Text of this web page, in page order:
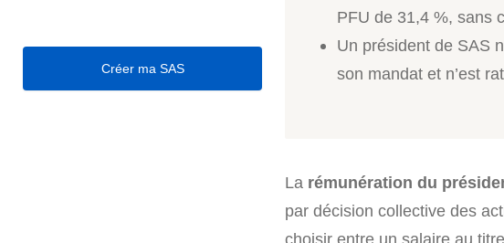
Créer ma SAS
PFU de 31,4 %, sans
Un président de SAS
son mandat et n’est
La rémunération du
par décision collective des
choisir entre un salaire au